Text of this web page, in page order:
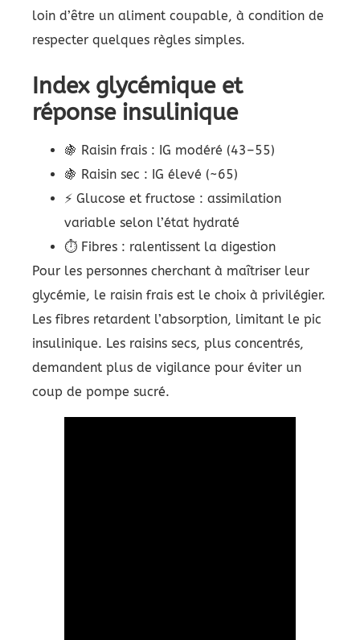
loin d’être un aliment coupable, à condition de
respecter quelques règles simples.
Index glycémique et
réponse insulinique
🍇 Raisin frais : IG modéré (43–55)
🍇 Raisin sec : IG élevé (~65)
⚡ Glucose et fructose : assimilation
variable selon l’état hydraté
⏱️ Fibres : ralentissent la digestion
Pour les personnes cherchant à maîtriser leur
glycémie, le raisin frais est le choix à privilégier.
Les fibres retardent l’absorption, limitant le pic
insulinique. Les raisins secs, plus concentrés,
demandent plus de vigilance pour éviter un
coup de pompe sucré.